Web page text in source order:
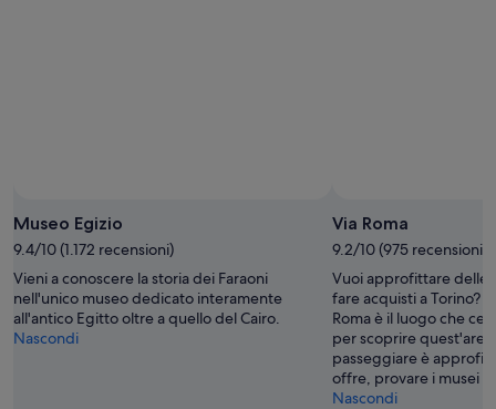
Museo Egizio
9.4/10 (1.172 recensioni)
Vieni a conoscere la storia dei Faraoni
nell'unico museo dedicato interamente
all'antico Egitto oltre a quello del Cairo.
Nascondi
Via Roma
9.2/10 (975 recensioni)
Vuoi approfittare delle
fare acquisti a Torino?
Roma è il luogo che
per scoprire
passeggiare è
offre, provare i musei e
Nascondi